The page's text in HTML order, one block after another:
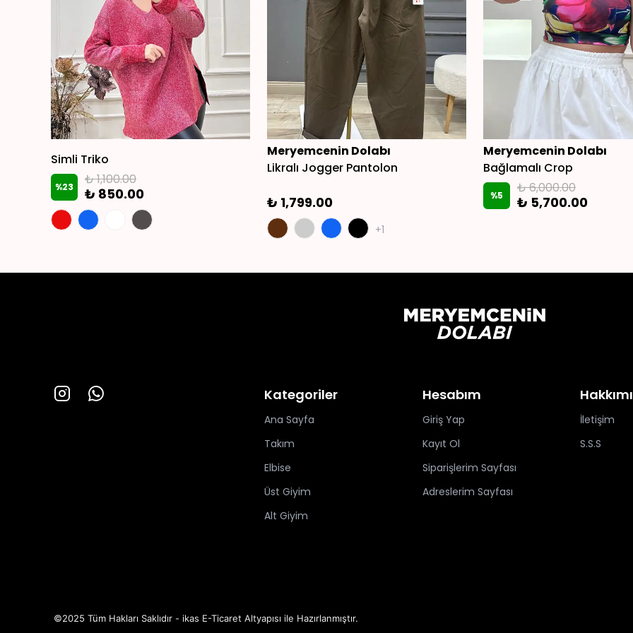
Simli Triko
%23 ₺ 1,100.00
₺ 850.00
Meryemcenin Dolabı
Likralı Jogger Pantolon
₺ 1,799.00
+1
Meryemcenin Dolabı
Bağlamalı Crop
%5 ₺ 6,000.00
₺ 5,700.00
Kategoriler
Ana Sayfa
Takım
Elbise
Üst Giyim
Alt Giyim
Hesabım
Giriş Yap
Kayıt Ol
Siparişlerim Sayfası
Adreslerim Sayfası
İletişim
S.S.S
©2025 Tüm Hakları Saklıdır - ikas E-Ticaret Altyapısı ile Hazırlanmıştır.